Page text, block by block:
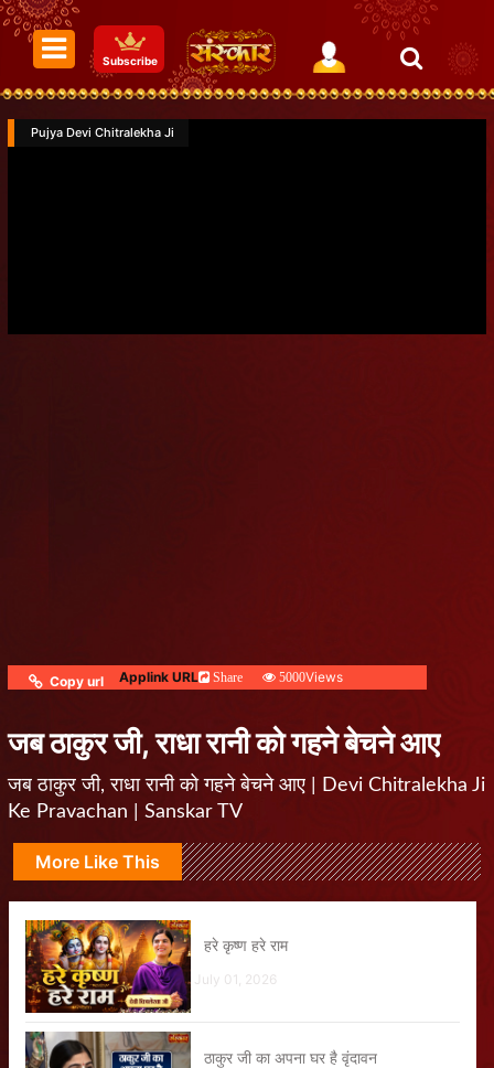
Subscribe
Pujya Devi Chitralekha Ji
Copy url Applink URL Share 5000Views
जब ठाकुर जी, राधा रानी को गहने बेचने आए
जब ठाकुर जी, राधा रानी को गहने बेचने आए | Devi Chitralekha Ji
Ke Pravachan | Sanskar TV
More Like This
हरे कृष्ण हरे राम
July 01, 2026
ठाकुर जी का अपना घर है वृंदावन